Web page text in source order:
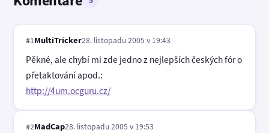
#1MultiTricker28. listopadu 2005 v 19:43
Pěkné, ale chybí mi zde jedno z nejlepších českých fór o
přetaktování apod.:
http://4um.ocguru.cz/
#2MadCap28. listopadu 2005 v 19:53